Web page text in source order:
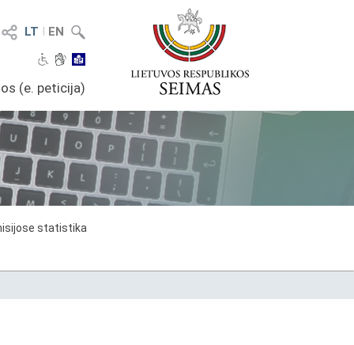
LT I EN
(e. peticija)
statistika